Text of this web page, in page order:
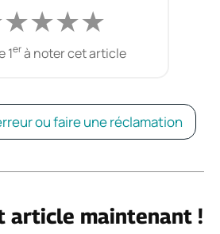
★★★★
1erà noter cet article
ou faire une réclamation
article maintenant !